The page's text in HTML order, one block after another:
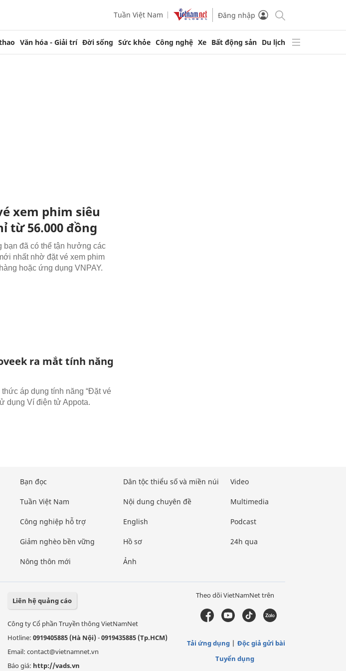
Tuần Việt Nam Đăng nhập
Văn hóa - Giải trí Đời sống Sức khỏe Công nghệ Xe Bất động sản Du lịch
xem phim siêu
từ 56.000 đồng
bạn đã có thể tận hưởng các
nhất nhờ đặt vé xem phim
hoặc ứng dụng VNPAY.
ra mắt tính năng
áp dụng tính năng “Đặt vé
dụng Ví điện tử Appota.
Bạn đọc
Tuần Việt Nam
Công nghiệp hỗ trợ
Giảm nghèo bền vững
Nông thôn mới
Dân tộc thiểu số và miền núi
Nội dung chuyên đề
English
Hồ sơ
Ảnh
Video
Multimedia
Podcast
24h qua
Liên hệ quảng cáo
Công ty Cổ phần Truyền thông VietNamNet
Hotline: 0919405885 (Hà Nội)-0919435885 (Tp.HCM)
Email: contact@vietnamnet.vn
Báo giá: http://vads.vn
Theo dõi VietNamNet trên
Tải ứng dụng
Độc giả gửi bài
Tuyển dụng